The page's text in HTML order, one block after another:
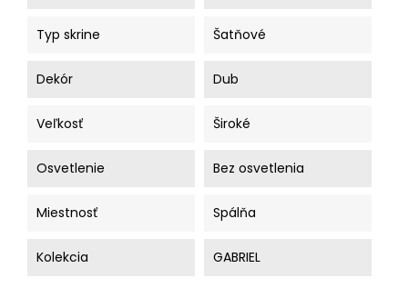
Typ skrine Šatňové
Dekór Dub
Veľkosť Široké
Osvetlenie Bez osvetlenia
Miestnosť Spálňa
Kolekcia GABRIEL